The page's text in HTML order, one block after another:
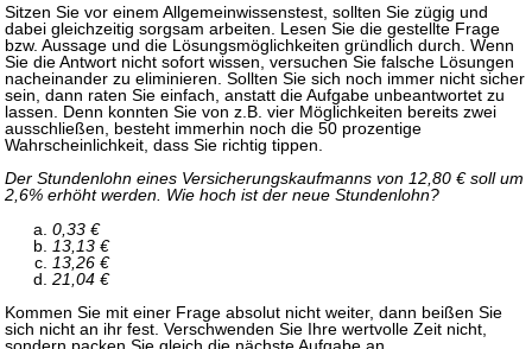
Sitzen Sie vor einem Allgemeinwissenstest, sollten Sie zügig und
dabei gleichzeitig sorgsam arbeiten. Lesen Sie die gestellte Frage
bzw. Aussage und die Lösungsmöglichkeiten gründlich durch. Wenn
Sie die Antwort nicht sofort wissen, versuchen Sie falsche Lösungen
nacheinander zu eliminieren. Sollten Sie sich noch immer nicht sicher
sein, dann raten Sie einfach, anstatt die Aufgabe unbeantwortet zu
lassen. Denn konnten Sie von z.B. vier Möglichkeiten bereits zwei
ausschließen, besteht immerhin noch die 50 prozentige
Wahrscheinlichkeit, dass Sie richtig tippen.
Der Stundenlohn eines Versicherungskaufmanns von 12,80 € soll um
2,6% erhöht werden. Wie hoch ist der neue Stundenlohn?
0,33 €
13,13 €
13,26 €
21,04 €
Kommen Sie mit einer Frage absolut nicht weiter, dann beißen Sie
sich nicht an ihr fest. Verschwenden Sie Ihre wertvolle Zeit nicht,